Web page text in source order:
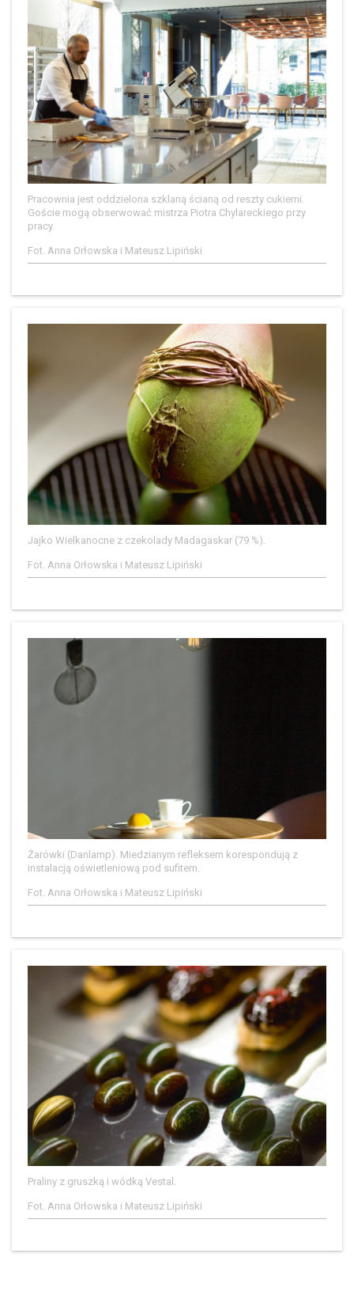
Pracownia jest oddzielona szklaną ścianą od reszty cukierni.
Goście mogą obserwować mistrza Piotra Chylareckiego przy
pracy.
Fot. Anna Orłowska i Mateusz Lipiński
Jajko Wielkanocne z czekolady Madagaskar (79 %).
Fot. Anna Orłowska i Mateusz Lipiński
Żarówki (Danlamp). Miedzianym refleksem korespondują z
instalacją oświetleniową pod sufitem.
Fot. Anna Orłowska i Mateusz Lipiński
Praliny z gruszką i wódką Vestal.
Fot. Anna Orłowska i Mateusz Lipiński